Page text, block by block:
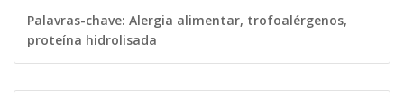
Palavras-chave: Alergia alimentar, trofoalérgenos,
proteína hidrolisada